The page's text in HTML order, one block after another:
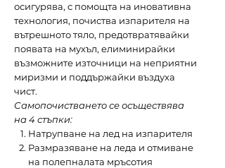
осигурява, с помощта на иновативна
технология, почиства изпарителя на
вътрешното тяло, предотвратявайки
появата на мухъл, елиминирайки
възможните източници на неприятни
миризми и поддържайки въздуха
чист.
Самопочистването се осъществява
на 4 стъпки:
Натрупване на лед на изпарителя
Размразяване на леда и отмиване
на полепналата мръсотия